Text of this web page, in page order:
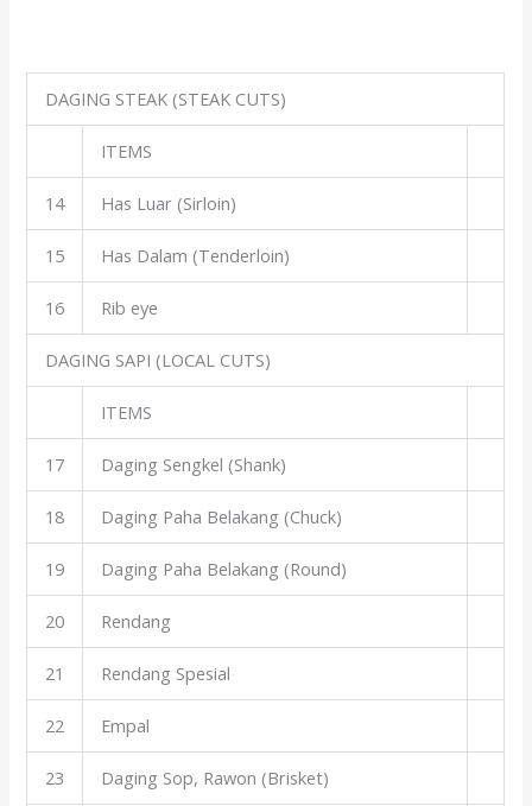
DAGING STEAK (STEAK CUTS)
ITEMS
14 Has Luar (Sirloin)
15 Has Dalam (Tenderloin)
16 Rib eye
DAGING SAPI (LOCAL CUTS)
ITEMS
17 Daging Sengkel (Shank)
18 Daging Paha Belakang (Chuck)
19 Daging Paha Belakang (Round)
20 Rendang
21 Rendang Spesial
22 Empal
23 Daging Sop, Rawon (Brisket)